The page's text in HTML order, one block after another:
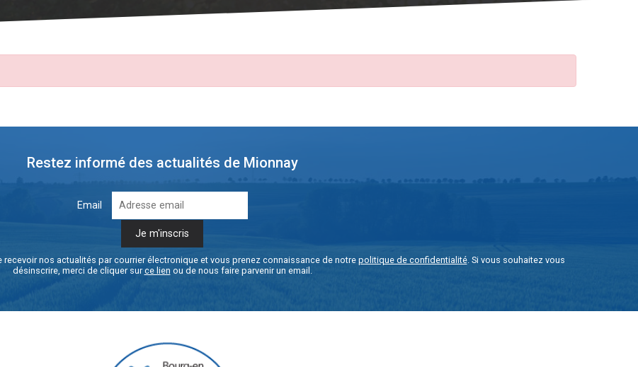
Restez informé des actualités de Mionnay
Email
nos actualités par courrier électronique et vous prenez connaissance de notre politique de confidentialité. Si vous souhaitez vous
désinscrire, merci de cliquer surce lien ou de nous faire parvenir un email.